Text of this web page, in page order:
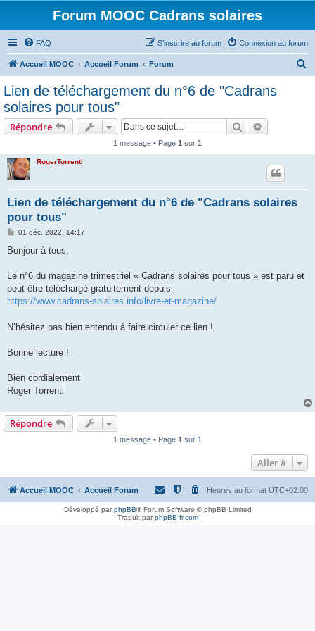
Forum MOOC Cadrans solaires
FAQ Connexion au forum
S’inscrire au forum
Accueil MOOC Accueil Forum Forum
Lien de téléchargement du n°6 de "Cadrans
solaires pour tous"
Répondre Rechercher
1 message • Page 1 sur 1
RogerTorrenti
Lien de téléchargement du n°6 de "Cadrans solaires
pour tous"
M
s
g
01 déc. 2022, 14:17
Bonjour à tous,
Le n°6 du magazine trimestriel « Cadrans solaires pour tous » est paru et
peut être téléchargé gratuitement depuis
https://www.cadrans-solaires.info/livre-et-magazine/
N’hésitez pas bien entendu à faire circuler ce lien !
Bonne lecture !
Bien cordialement
Roger Torrenti
Répondre
1 message • Page 1 sur 1
Aller à
Accueil MOOC Accueil Forum Heures au format UTC+02:00
Développé parphpBB® Forum Software © phpBB Limited
Traduit parphpBB-fr.com